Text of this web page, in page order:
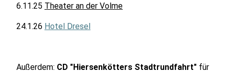
6.11.25 Theater an der Volme
24.1.26 Hotel Dresel
Außerdem: CD "Hiersenkötters Stadtrundfahrt" für